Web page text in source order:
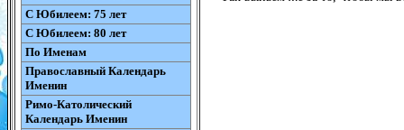
С Юбилеем: 75 лет
С Юбилеем: 80 лет
По Именам
Православный Календарь
Именин
Римо-Католический
Календарь Именин